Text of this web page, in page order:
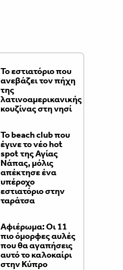
Το εστιατόριο που
ανεβάζει τον πήχη
της
λατινοαμερικανικής
κουζίνας στη νησί
Το beach club που
έγινε το νέο hot
spot της Αγίας
Νάπας, μόλις
απέκτησε ένα
υπέροχο
εστιατόριο στην
ταράτσα
Αφιέρωμα: Οι 11
πιο όμορφες αυλές
που θα αγαπήσεις
αυτό το καλοκαίρι
στην Κύπρο